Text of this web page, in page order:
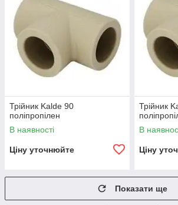
Трійник Kalde 90
поліпропілен
В наявності
Ціну уточнюйте
Трійник
В
Ціну
Показати ще